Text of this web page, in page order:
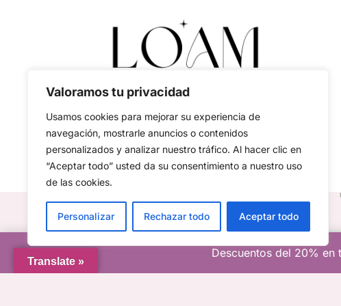
Valoramos tu privacidad
Usamos cookies para mejorar su experiencia de
navegación, mostrarle anuncios o contenidos
personalizados y analizar nuestro tráfico. Al hacer clic en
“Aceptar todo” usted da su consentimiento a nuestro uso
de las cookies.
Personalizar Rechazar todo Aceptar todo
Descuentos del 20% en
Translate »